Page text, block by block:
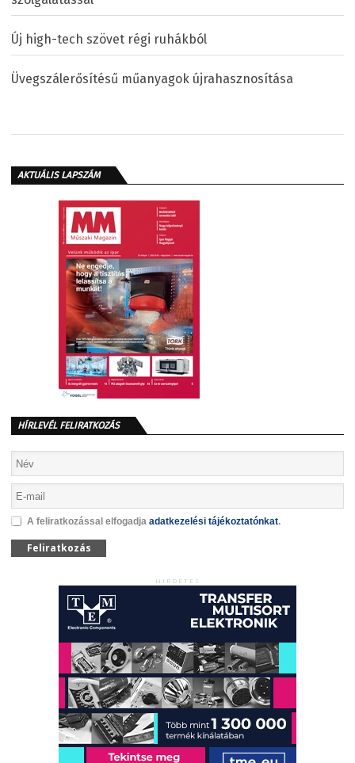
Új high-tech szövet régi ruhákból
Üvegszálerősítésű műanyagok újrahasznosítása
AKTUÁLIS LAPSZÁM
HÍRLEVÉL FELIRATKOZÁS
A feliratkozással elfogadja adatkezelési tájékoztatónkat.
Feliratkozás
HIRDETÉS